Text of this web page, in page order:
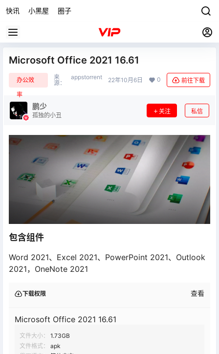
快讯 小黑屋 圈子
Microsoft Office 2021 16.61
办公效
率
来
源：
appstorrent 22年10月6日 0 前往下载
鹏少
孤独的小丑
关注 私信
包含组件
Word 2021、Excel 2021、PowerPoint 2021、Outlook
2021，OneNote 2021
下载权限 查看
Microsoft Office 2021 16.61
文件大小：
1.73GB
文件格式：
apk